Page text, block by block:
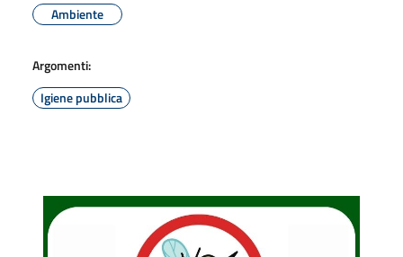
Ambiente
Argomenti:
Igiene pubblica